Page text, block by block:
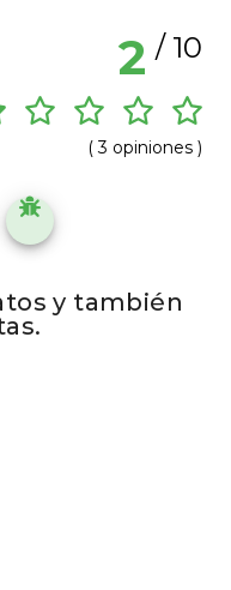
2 / 10
( 3 opiniones )
y también